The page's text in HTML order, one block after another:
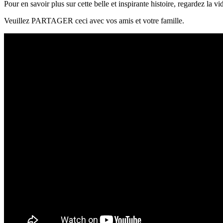
Pour en savoir plus sur cette belle et inspirante histoire, regardez la
Veuillez PARTAGER ceci avec vos amis et votre famille.